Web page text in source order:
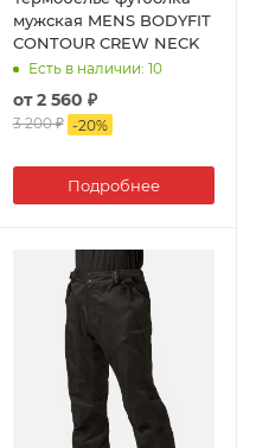
мужская MENS BODYFIT
CONTOUR CREW NECK
Есть в наличии: 10
от2 560 ₽
3 200 ₽ -20%
Подробнее